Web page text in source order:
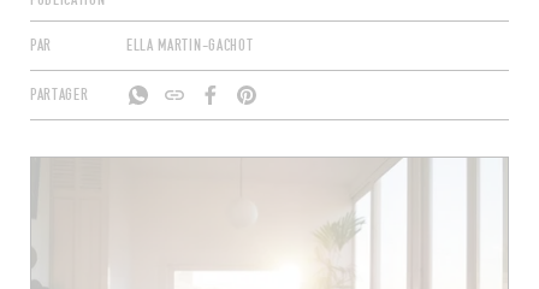
PAR ELLA MARTIN-GACHOT
PARTAGER